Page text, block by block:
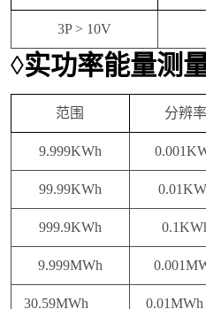
3P > 10V
◊实功率能量测
范围 分辨
9.999KWh
99.99KWh
999.9KWh
9.999MWh
30.59MWh 0.01MWh